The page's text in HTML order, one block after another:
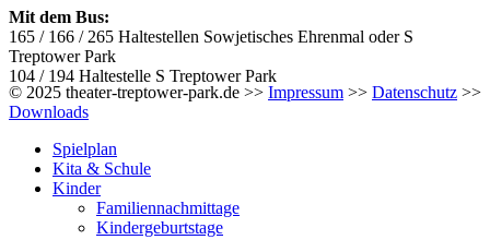
Mit dem Bus:
165 / 166 / 265 Haltestellen Sowjetisches Ehrenmal oder S
Treptower Park
104 / 194 Haltestelle S Treptower Park
© 2025 theater-treptower-park.de >> Impressum >> Datenschutz >>
Downloads
Spielplan
Kita & Schule
Kinder
Familiennachmittage
Kindergeburtstage